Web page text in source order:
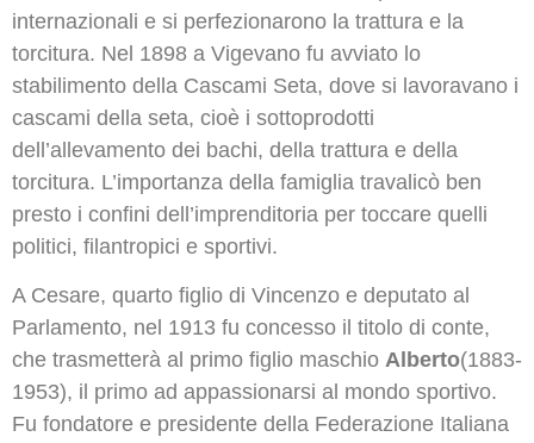
internazionali e si perfezionarono la trattura e la
torcitura. Nel 1898 a Vigevano fu avviato lo
stabilimento della Cascami Seta, dove si lavoravano i
cascami della seta, cioè i sottoprodotti
dell’allevamento dei bachi, della trattura e della
torcitura. L’importanza della famiglia travalicò ben
presto i confini dell’imprenditoria per toccare quelli
politici, filantropici e sportivi.
A Cesare, quarto figlio di Vincenzo e deputato al
Parlamento, nel 1913 fu concesso il titolo di conte,
che trasmetterà al primo figlio maschio Alberto(1883-
1953), il primo ad appassionarsi al mondo sportivo.
Fu fondatore e presidente della Federazione Italiana